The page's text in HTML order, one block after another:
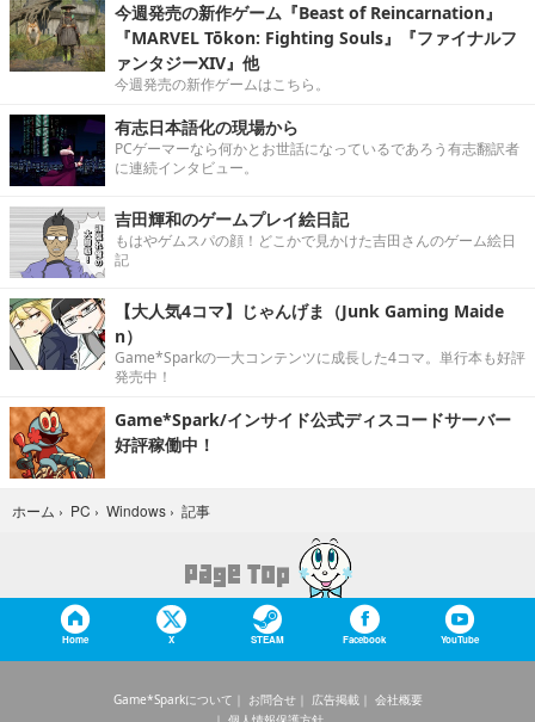
今週発売の新作ゲーム『Beast of Reincarnation』
『MARVEL Tōkon: Fighting Souls』『ファイナルフ
ァンタジーXIV』他
今週発売の新作ゲームはこちら。
有志日本語化の現場から
PCゲーマーなら何かとお世話になっているであろう有志翻訳者
に連続インタビュー。
吉田輝和のゲームプレイ絵日記
もはやゲムスパの顔！どこかで見かけた吉田さんのゲーム絵日
記
【大人気4コマ】じゃんげま（Junk Gaming Maide
n）
Game*Sparkの一大コンテンツに成長した4コマ。単行本も好評
発売中！
Game*Spark/インサイド公式ディスコードサーバー
好評稼働中！
ホーム › PC › Windows › 記事
Home X STEAM Facebook YouTube
Game*Sparkについて お問合せ 広告掲載
会社概要